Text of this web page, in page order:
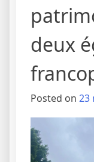
deux
Posted on 23